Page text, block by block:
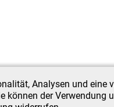
Analysen und eine
der Verwendung